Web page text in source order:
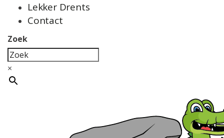
Lekker Drents
Contact
Zoek
×